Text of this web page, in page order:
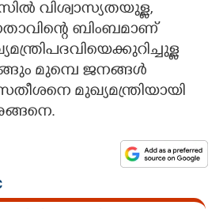
വിശ്വാസ്യതയുള്ള,​
ബിംബമാണ്
മുമ്പെ ജനങ്ങൾ
മുഖ്യമന്ത്രിയായി